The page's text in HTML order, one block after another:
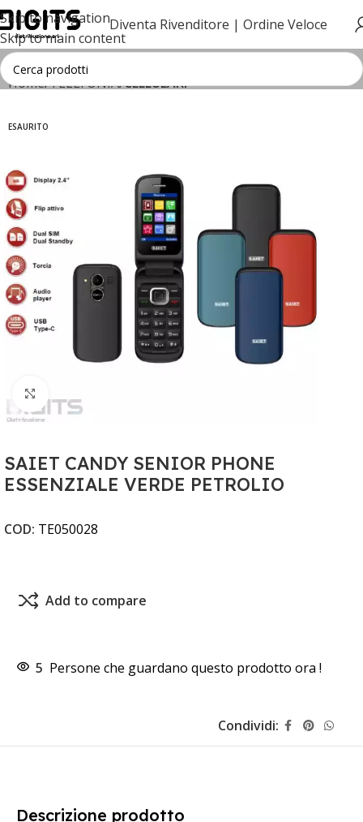
Skip to navigation
Skip to main content
Diventa Rivenditore | Ordine Veloce
Home TELEFONIA CELLULARI
ESAURITO
SAIET CANDY SENIOR PHONE
ESSENZIALE VERDE PETROLIO
COD: TE050028
Add to compare
5 Persone che guardano questo prodotto ora !
Condividi:
Descrizione prodotto